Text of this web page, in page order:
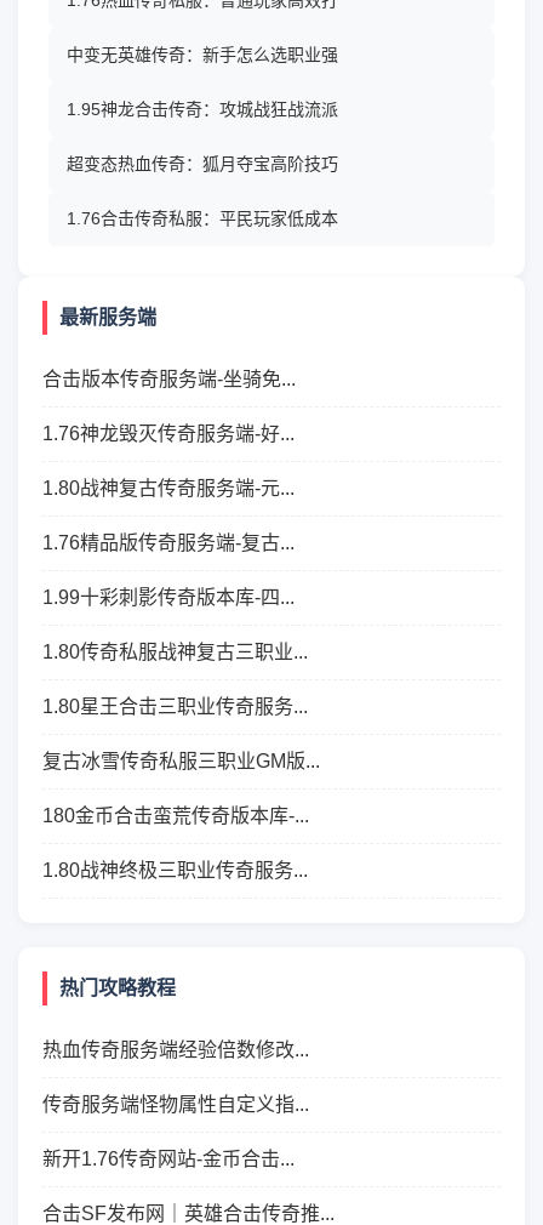
中变无英雄传奇：新手怎么选职业强
1.95神龙合击传奇：攻城战狂战流派
超变态热血传奇：狐月夺宝高阶技巧
1.76合击传奇私服：平民玩家低成本
最新服务端
合击版本传奇服务端-坐骑免...
1.76神龙毁灭传奇服务端-好...
1.80战神复古传奇服务端-元...
1.76精品版传奇服务端-复古...
1.99十彩刺影传奇版本库-四...
1.80传奇私服战神复古三职业...
1.80星王合击三职业传奇服务...
复古冰雪传奇私服三职业GM版...
180金币合击蛮荒传奇版本库-...
1.80战神终极三职业传奇服务...
热门攻略教程
热血传奇服务端经验倍数修改...
传奇服务端怪物属性自定义指...
新开1.76传奇网站-金币合击...
合击SF发布网｜英雄合击传奇推...